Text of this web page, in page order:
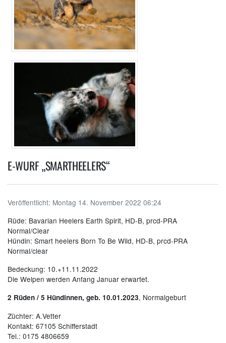
E-WURF „SMARTHEELERS“
Veröffentlicht: Montag 14. November 2022 06:24
Rüde: Bavarian Heelers Earth Spirit, HD-B, prcd-PRA
Normal/Clear
Hündin: Smart heelers Born To Be Wild, HD-B, prcd-PRA
Normal/clear
Bedeckung: 10.+11.11.2022
Die Welpen werden Anfang Januar erwartet.
2 Rüden / 5 Hündinnen, geb. 10.01.2023, Normalgeburt
Züchter: A.Vetter
Kontakt: 67105 Schifferstadt
Tel.: 0175 4806659